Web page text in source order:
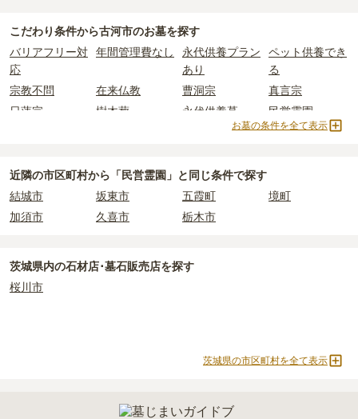
なお、お墓によっては以下の費用が別途かかる場合があります。
・
：お墓を新しく建てた際に行う儀式のための費
用。僧侶に渡すお布施がかかります。
・納骨式の費用
：お墓に遺骨を納める儀式のための費用。僧侶に渡
：お墓の管理費。契約後、毎年発生するケースがあり
正確な費用は、区画や石材の選び方によって大きく変わるため、見
積もりを取るまで確定しません。
現地見学では、担当者に「提示金額以外にかかる費用はないか」を
内を取り寄せることができます。
めいただけます。
する「合祀墓（ごうしぼ）」と呼ばれるタイプです。個別のお墓に
比べて省スペースで管理の手間がかからないため、費用が安く設定
されています。
価格の目安は、1名あたり5万円〜30万円程度です。
お墓を探すのがおすすめです。
こだわり条件から古河市のお墓を探す
バリアフリー対
応
年間管理費なし
永代供養プラン
あり
ペット供養でき
る
宗教不問
在来仏教 曹洞宗
真言宗
日蓮宗
樹木葬 永代供養墓
民営霊園
3人用区画あり
お墓の条件を全て表示
近隣の市区町村から 「民営霊園」と 同じ条件で探す
結城市
坂東市 五霞町
境町
加須市
久喜市 栃木市
茨城県内の石材店･墓石販売店を探す
桜川市
茨城県の市区町村を全て表示